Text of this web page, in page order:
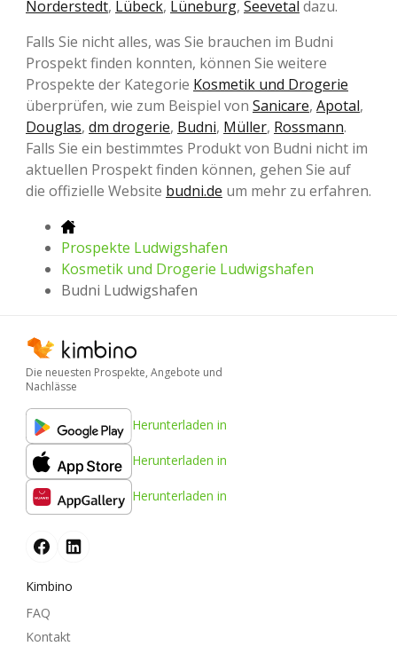
Norderstedt, Lübeck, Lüneburg, Seevetal dazu.
Falls Sie nicht alles, was Sie brauchen im Budni
Prospekt finden konnten, können Sie weitere
Prospekte der Kategorie Kosmetik und Drogerie
überprüfen, wie zum Beispiel von Sanicare, Apotal,
Douglas, dm drogerie, Budni, Müller, Rossmann.
Falls Sie ein bestimmtes Produkt von Budni nicht im
aktuellen Prospekt finden können, gehen Sie auf
die offizielle Website budni.de um mehr zu erfahren.
Prospekte Ludwigshafen
Kosmetik und Drogerie Ludwigshafen
Budni Ludwigshafen
Die neuesten Prospekte, Angebote und
Nachlässe
Herunterladen in
Herunterladen in
Herunterladen in
Kimbino
FAQ
Kontakt